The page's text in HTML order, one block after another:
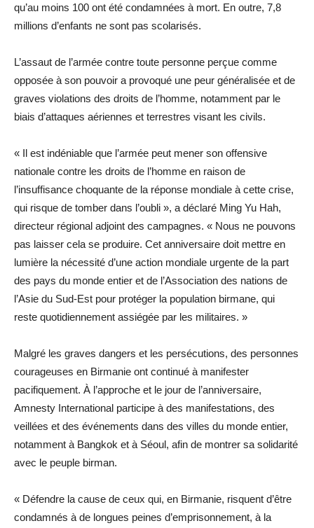
qu’au moins 100 ont été condamnées à mort. En outre, 7,8
millions d’enfants ne sont pas scolarisés.
L’assaut de l’armée contre toute personne perçue comme
opposée à son pouvoir a provoqué une peur généralisée et de
graves violations des droits de l’homme, notamment par le
biais d’attaques aériennes et terrestres visant les civils.
« Il est indéniable que l’armée peut mener son offensive
nationale contre les droits de l’homme en raison de
l’insuffisance choquante de la réponse mondiale à cette crise,
qui risque de tomber dans l’oubli », a déclaré Ming Yu Hah,
directeur régional adjoint des campagnes. « Nous ne pouvons
pas laisser cela se produire. Cet anniversaire doit mettre en
lumière la nécessité d’une action mondiale urgente de la part
des pays du monde entier et de l’Association des nations de
l’Asie du Sud-Est pour protéger la population birmane, qui
reste quotidiennement assiégée par les militaires. »
Malgré les graves dangers et les persécutions, des personnes
courageuses en Birmanie ont continué à manifester
pacifiquement. À l’approche et le jour de l’anniversaire,
Amnesty International participe à des manifestations, des
veillées et des événements dans des villes du monde entier,
notamment à Bangkok et à Séoul, afin de montrer sa solidarité
avec le peuple birman.
« Défendre la cause de ceux qui, en Birmanie, risquent d’être
condamnés à de longues peines d’emprisonnement, à la